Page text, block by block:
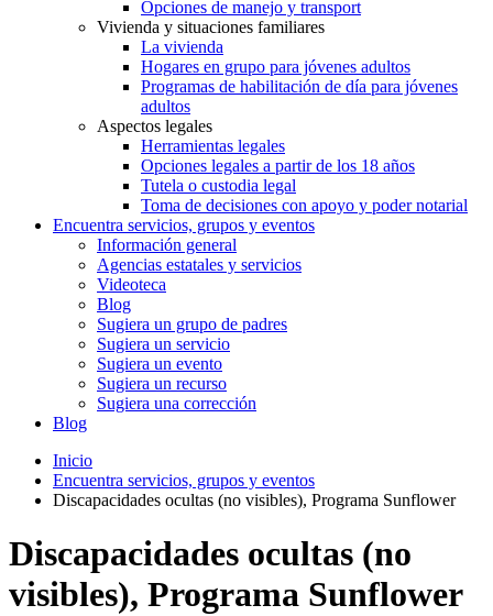
Opciones de manejo y transport
Vivienda y situaciones familiares
La vivienda
Hogares en grupo para jóvenes adultos
Programas de habilitación de día para jóvenes
adultos
Aspectos legales
Herramientas legales
Opciones legales a partir de los 18 años
Tutela o custodia legal
Toma de decisiones con apoyo y poder notarial
Encuentra servicios, grupos y eventos
Información general
Agencias estatales y servicios
Videoteca
Blog
Sugiera un grupo de padres
Sugiera un servicio
Sugiera un evento
Sugiera un recurso
Sugiera una corrección
Blog
Inicio
Encuentra servicios, grupos y eventos
Discapacidades ocultas (no visibles), Programa Sunflower
Discapacidades ocultas (no
visibles), Programa Sunflower